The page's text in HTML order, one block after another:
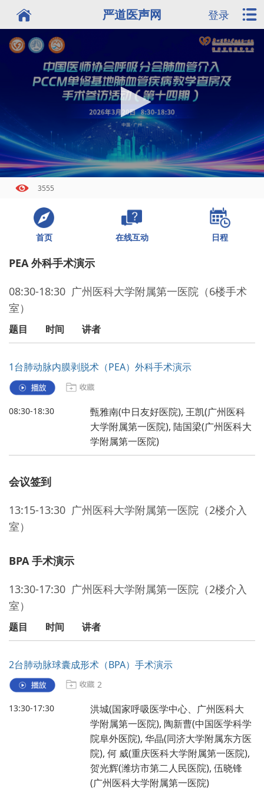
严道医声网 登录
3555
首页 在线互动 日程
PEA 外科手术演示
08:30-18:30 广州医科大学附属第一医院（6楼手术
室）
题目 时间 讲者
1台肺动脉内膜剥脱术（PEA）外科手术演示
08:30-18:30
甄雅南(中日友好医院), 王凯(广州医科
大学附属第一医院), 陆国梁(广州医科大
学附属第一医院)
会议签到
13:15-13:30 广州医科大学附属第一医院（2楼介入
室）
BPA 手术演示
13:30-17:30 广州医科大学附属第一医院（2楼介入
室）
题目 时间 讲者
2台肺动脉球囊成形术（BPA）手术演示
2
13:30-17:30
洪城(国家呼吸医学中心、广州医科大
学附属第一医院), 陶新曹(中国医学科学
院阜外医院), 华晶(同济大学附属东方医
院), 何 威(重庆医科大学附属第一医院),
贺光辉(潍坊市第二人民医院), 伍晓锋
(广州医科大学附属第一医院)